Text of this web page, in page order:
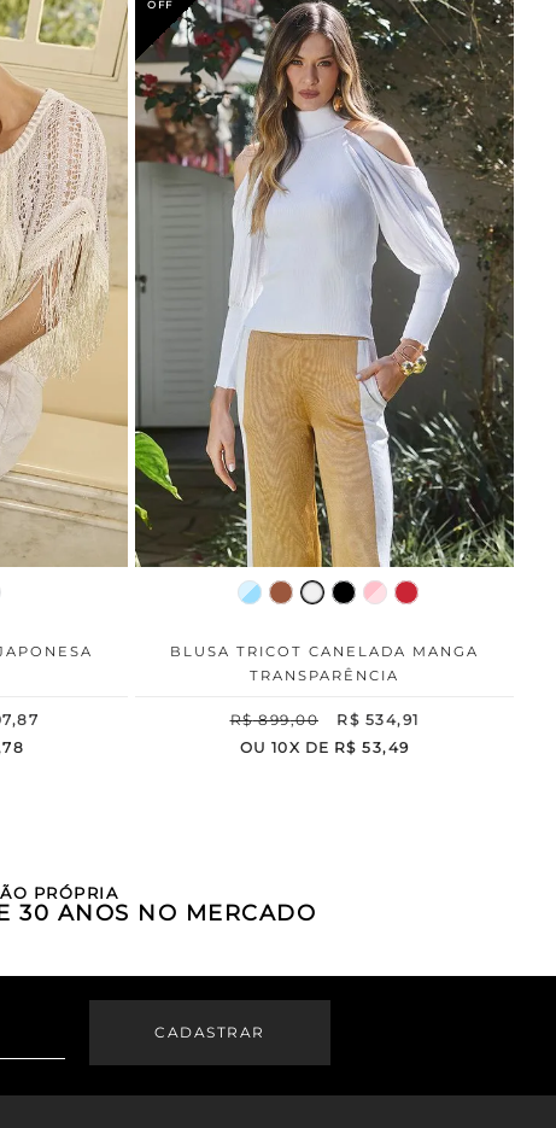
,87
78
BLUSA TRICOT CANELADA MANGA
TRANSPARÊNCIA
R$ 899,00 R$ 534,91
OU 10X DE R$ 53,49
PRÓPRIA
30 ANOS NO MERCADO